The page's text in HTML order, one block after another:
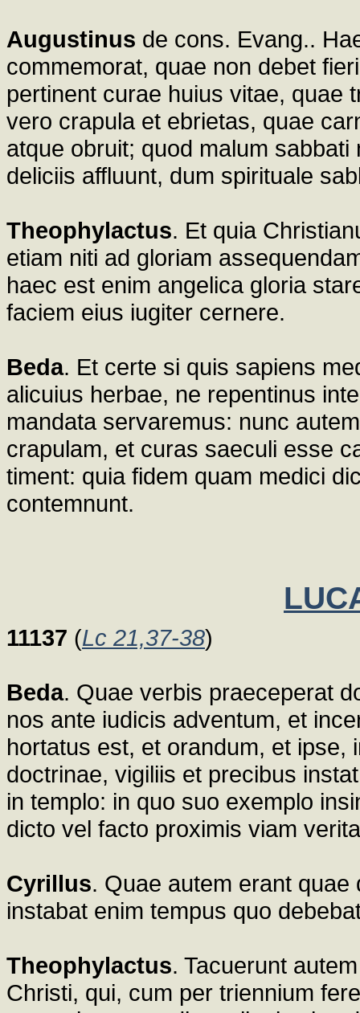
Augustinus de cons. Evang..
commemorat, quae non debet
pertinent curae huius vitae, quae
vero crapula et ebrietas, quae
atque obruit; quod malum
deliciis affluunt, dum spirituale
Theophylactus. Et quia
etiam niti ad gloriam
haec est enim angelica gloria
faciem eius iugiter cernere.
Beda. Et certe si quis sapiens
alicuius herbae, ne repentinus
mandata servaremus: nunc
crapulam, et curas saeculi esse
timent: quia fidem quam medici
contemnunt.
11137 (Lc 21,37-38)
Beda. Quae verbis praeceperat
nos ante iudicis adventum, et
hortatus est, et orandum, et ipse,
doctrinae, vigiliis et precibus
in templo: in quo suo exemplo
dicto vel facto proximis viam
Cyrillus. Quae autem erant
instabat enim tempus quo
Theophylactus. Tacuerunt
Christi, qui, cum per triennium